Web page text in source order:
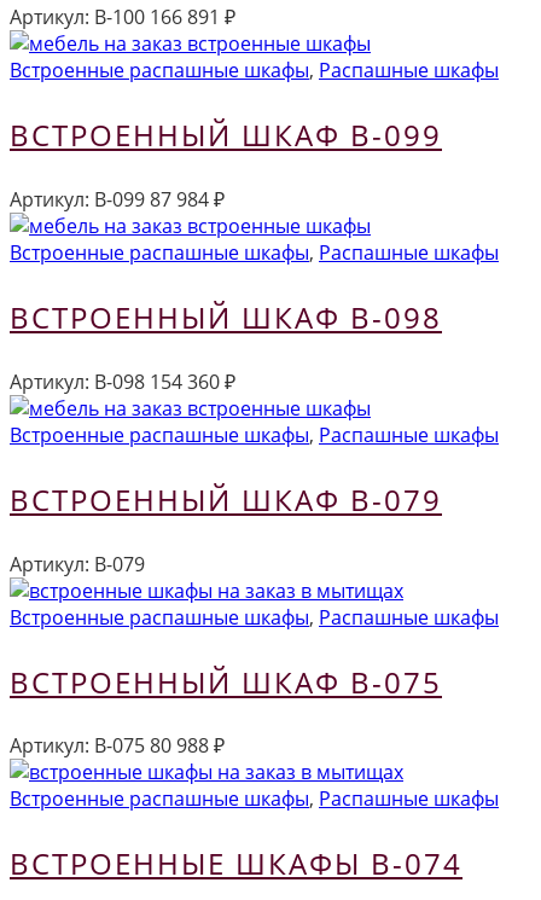
Артикул: В-100 166 891 ₽
Встроенные распашные шкафы, Распашные шкафы
ВСТРОЕННЫЙ ШКАФ В-099
Артикул: В-09987 984₽
Встроенные распашные шкафы, Распашные шкафы
ВСТРОЕННЫЙ ШКАФ В-098
Артикул: В-098 154 360₽
Встроенные распашные шкафы, Распашные шкафы
ВСТРОЕННЫЙ ШКАФ В-079
Артикул: В-079
Встроенные распашные шкафы, Распашные шкафы
ВСТРОЕННЫЙ ШКАФ В-075
Артикул: В-07580 988₽
Встроенные распашные шкафы, Распашные шкафы
ВСТРОЕННЫЕ ШКАФЫ В-074